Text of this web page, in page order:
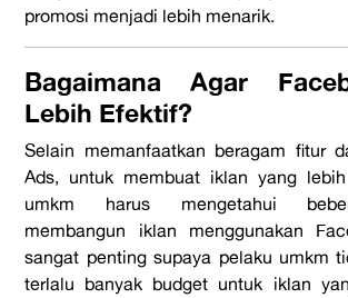
promosi menjadi lebih menarik.
Bagaimana Agar
Lebih Efektif?
Selain memanfaatkan beragam fitur
Ads, untuk membuat iklan yang
umkm harus mengetahui
membangun iklan menggunakan
sangat penting supaya pelaku umkm
terlalu banyak budget untuk iklan